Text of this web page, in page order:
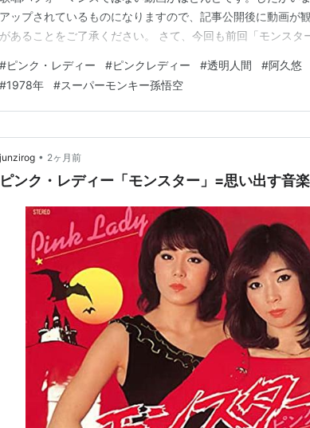
アップされているものになりますので、記事公開後に動画が
があることをご了承ください。 さて、今回も前回「モンスタ
ついては情報お待ちしておりますので、コメント欄からお願
も引き続き、ピンク・レディーの曲です。…
#ピンク・レディー #ピンクレディー #透明人間 #阿久悠
#1978年 #スーパーモンキー孫悟空
junzirog • 2ヶ月前
ピンク・レディー「モンスター」=思い出す音